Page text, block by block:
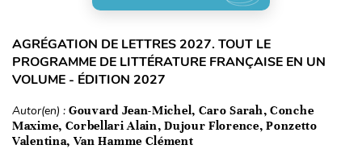
AGRÉGATION DE LETTRES 2027. TOUT LE
PROGRAMME DE LITTÉRATURE FRANÇAISE EN UN
VOLUME - ÉDITION 2027
Autor(en) : Gouvard Jean-Michel, Caro Sarah, Conche
Maxime, Corbellari Alain, Dujour Florence, Ponzetto
Valentina, Van Hamme Clément